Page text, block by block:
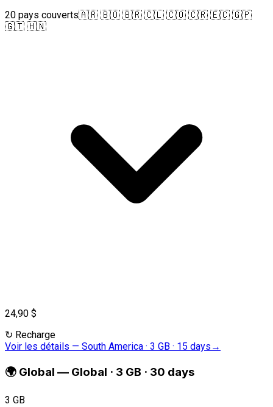
20 pays couverts🇦🇷 🇧🇴 🇧🇷 🇨🇱 🇨🇴 🇨🇷 🇪🇨 🇬🇵
🇬🇹 🇭🇳
24,90 $
↻ Recharge
Voir les détails — South America · 3 GB · 15 days →
🌍 Global — Global · 3 GB · 30 days
3 GB